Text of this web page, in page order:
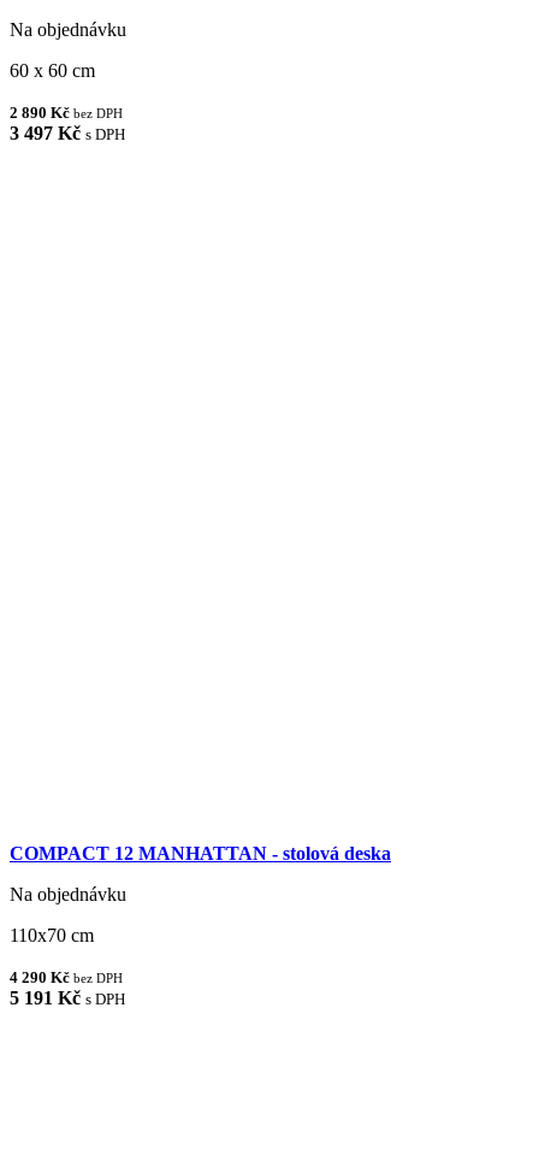
Na objednávku
60 x 60 cm
2 890 Kč bez DPH
3 497 Kč s DPH
COMPACT 12 MANHATTAN - stolová deska
Na objednávku
110x70 cm
4 290 Kč bez DPH
5 191 Kč s DPH